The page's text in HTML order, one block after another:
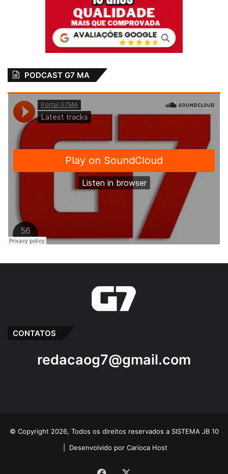
PODCAST G7 MA
CONTATOS
redacaog7@gmail.com
© Copyright 2026, Todos os direitos reservados a SISTEMA JB 10
Desenvolvido por Carioca Host